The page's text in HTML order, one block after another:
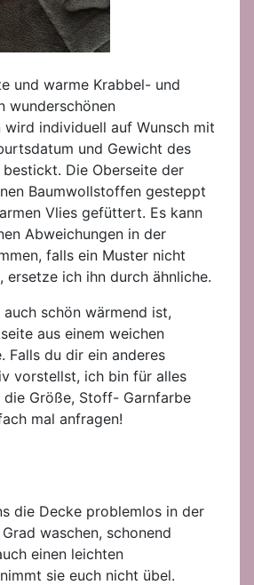
und warme Krabbel- und
wunderschönen
individuell auf Wunsch mit
und Gewicht des
Die Oberseite der
Baumwollstoffen gesteppt
Vlies gefüttert. Es kann
Abweichungen in der
falls ein Muster nicht
ersetze ich ihn durch ähnliche.
schön wärmend ist,
aus einem weichen
Falls du dir ein anderes
vorstellst, ich bin für alles
Größe, Stoff- Garnfarbe
mal anfragen!
die Decke problemlos in der
waschen, schonend
einen leichten
sie euch nicht übel.